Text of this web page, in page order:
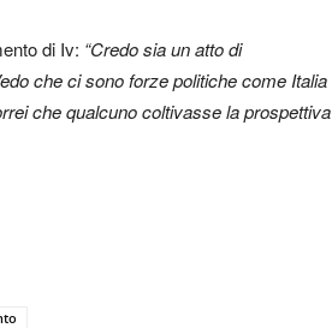
di Iv: “Credo sia un atto di
che ci sono forze politiche come Italia
che qualcuno coltivasse la prospettiva